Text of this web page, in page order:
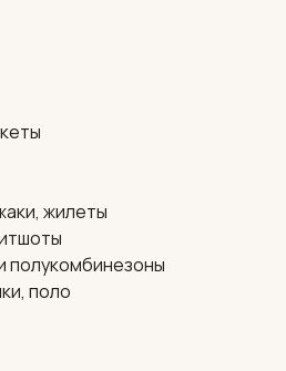
жилеты
полукомбинезоны
поло